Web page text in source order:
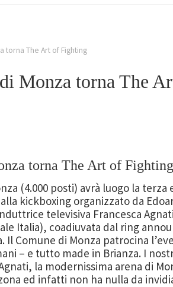
torna The Art of Fighting
Monza torna The
torna The Art of
(4.000 posti) avrà luogo la
kickboxing organizzato da
televisiva Francesca
Italia), coadiuvata dal ring
Comune di Monza patrocina
– e tutto made in Brianza. I
la modernissima arena di
ed infatti non ha nulla da